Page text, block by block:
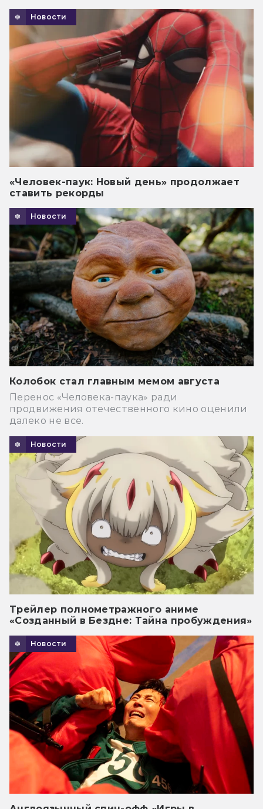
Новости
«Человек-паук: Новый день» продолжает
ставить рекорды
Новости
Колобок стал главным мемом августа
Перенос «Человека-паука» ради
продвижения отечественного кино оценили
далеко не все.
Новости
Трейлер полнометражного аниме
«Созданный в Бездне: Тайна пробуждения»
Новости